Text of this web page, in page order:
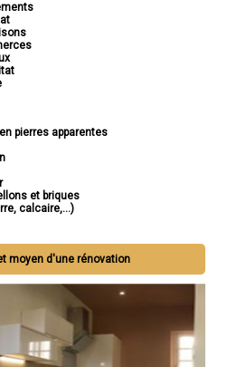
pierres apparentes
et briques
calcaire,...)
moyen d'une rénovation